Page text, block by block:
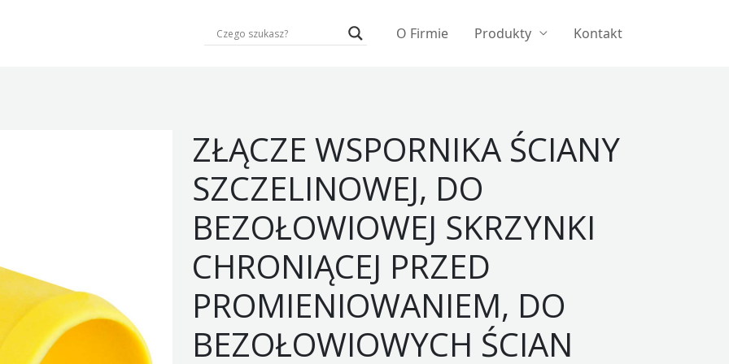
O Firmie Produkty Kontakt
ZŁĄCZE WSPORNIKA ŚCIANY
SZCZELINOWEJ, DO
BEZOŁOWIOWEJ SKRZYNKI
CHRONIĄCEJ PRZED
PROMIENIOWANIEM, DO
BEZOŁOWIOWYCH ŚCIAN